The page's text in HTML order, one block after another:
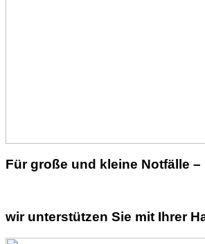
Für große und kleine Notfälle –
wir unterstützen Sie mit Ihrer